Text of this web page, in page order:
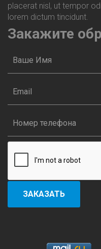
placerat nisl, ut tempor
lorem dictum tincidunt.
Закажите